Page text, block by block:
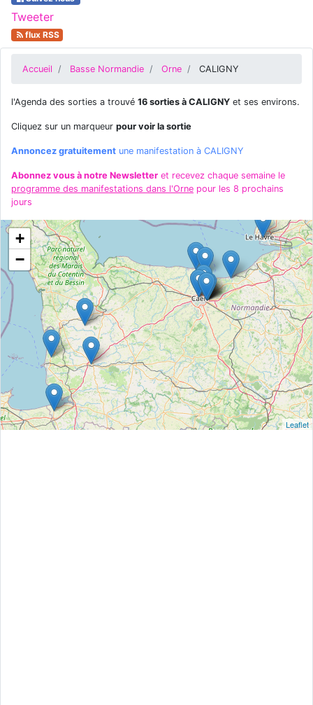
Tweeter
flux RSS
Accueil Basse Normandie Orne CALIGNY
l'Agenda des sorties a trouvé 16 sorties à CALIGNY et ses environs.
Cliquez sur un marqueur pour voir la sortie
Annoncez gratuitement une manifestation à CALIGNY
Abonnez vous à notre Newsletter et recevez chaque semaine le
programme des manifestations dans l'Orne pour les 8 prochains
jours
+
−
Leaflet